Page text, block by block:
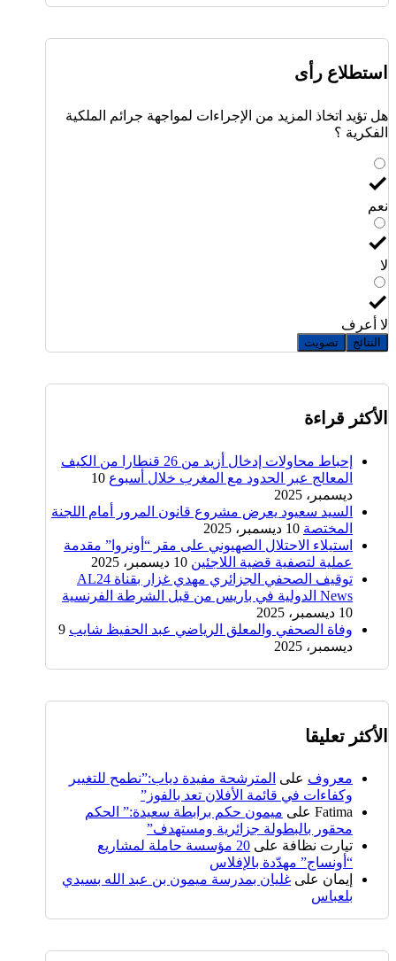
استطلاع رأى
هل تؤيد اتخاذ المزيد من الإجراءات لمواجهة جرائم الملكية
الفكرية ؟
نعم
لا
لا أعرف
النتائج تصويت
الأكثر قراءة
إحباط محاولات إدخال أزيد من 26 قنطارا من الكيف
المعالج عبر الحدود مع المغرب خلال أسبوع 10
ديسمبر، 2025
السيد سعيود يعرض مشروع قانون المرور أمام اللجنة
المختصة 10 ديسمبر، 2025
استيلاء الاحتلال الصهيوني على مقر “أونروا” مقدمة
عملية لتصفية قضية اللاجئين 10 ديسمبر، 2025
توقيف الصحفي الجزائري مهدي غزار بقناة AL24
News الدولية في باريس من قبل الشرطة الفرنسية
10 ديسمبر، 2025
وفاة الصحفي والمعلق الرياضي عبد الحفيظ شايب 9
ديسمبر، 2025
الأكثر تعليقا
معروف على المترشحة مفيدة دياب:”نطمح للتغيير
وكفاءات في قائمة الأفلان تعد بالفوز”
Fatima على ميمون حكم برابطة سعيدة:” الحكم
محقور بالبطولة جزائرية ومستهدف”
تيارت نظافة على
20 مؤسسة حاملة لمشاريع
“أونساج” مهدّدة بالإفلاس
إيمان على غليان بمدرسة ميمون بن عبد الله بسيدي
بلعباس